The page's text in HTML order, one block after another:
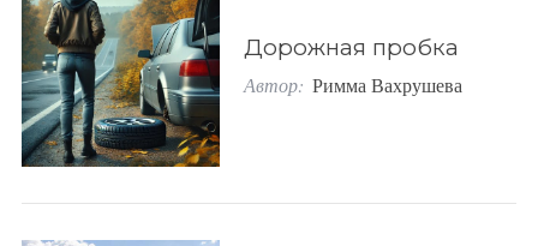
Дорожная пробка
Автор: Римма Вахрушева